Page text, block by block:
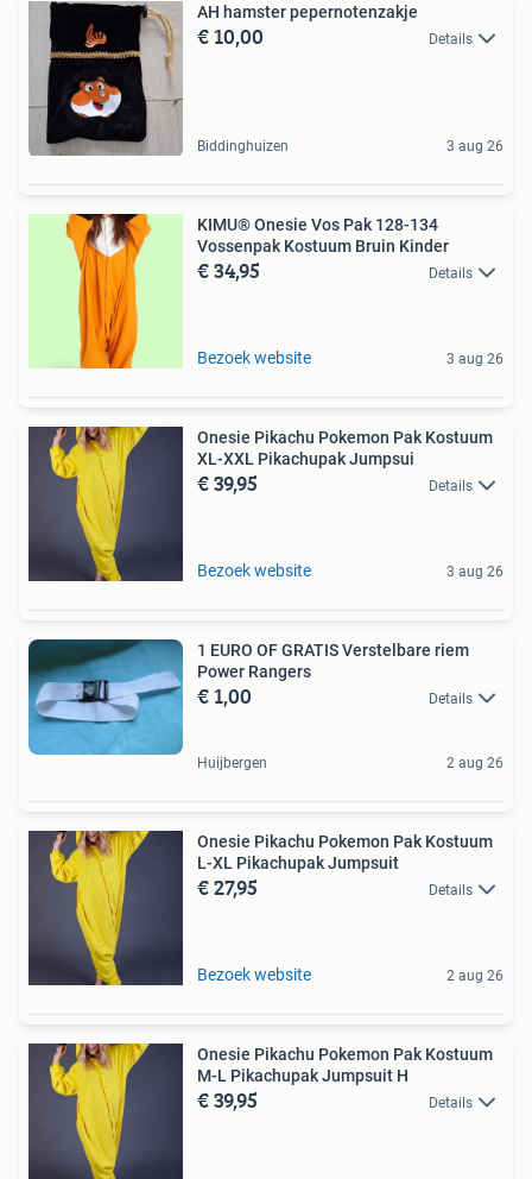
AH hamster pepernotenzakje
€ 10,00 Details
Biddinghuizen 3 aug 26
KIMU® Onesie Vos Pak 128-134
Vossenpak Kostuum Bruin Kinder
€ 34,95 Details
Bezoek website 3 aug 26
Onesie Pikachu Pokemon Pak Kostuum
XL-XXL Pikachupak Jumpsui
€ 39,95 Details
Bezoek website 3 aug 26
1 EURO OF GRATIS Verstelbare riem
Power Rangers
€ 1,00 Details
Huijbergen 2 aug 26
Onesie Pikachu Pokemon Pak Kostuum
L-XL Pikachupak Jumpsuit
€ 27,95 Details
Bezoek website 2 aug 26
Onesie Pikachu Pokemon Pak Kostuum
M-L Pikachupak Jumpsuit H
€ 39,95 Details